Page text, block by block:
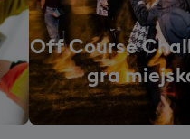
Off Course
gra